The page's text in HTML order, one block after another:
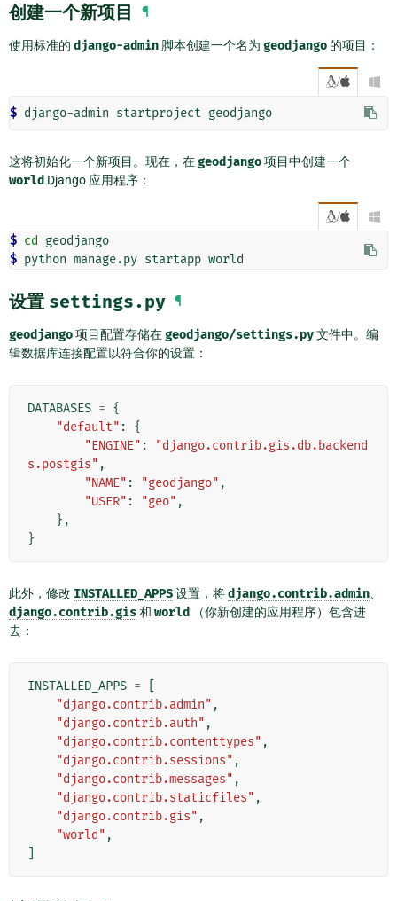
创建一个新项目 ¶
使用标准的 django-admin 脚本创建一个名为 geodjango 的项目：
/ 
$ django-admin startproject
这将初始化一个新项目。现在，在geodjango项目中创建一个
world Django 应用程序：
/ 
$ cd
$ python manage.py startapp
设置 settings.py ¶
geodjango项目配置存储在geodjango/settings.py文件中。编
辑数据库连接配置以符合你的设置：
DATABASES = {
"default" :
{
"ENGINE" :
"django.contrib.gis.db.backend
s.postgis" ,
"NAME" : "geodjango" ,
"USER" : "geo" ,
},
}
此外，修改 INSTALLED_APPS设置，将django.contrib.admin、
django.contrib.gis和 world （你新创建的应用程序）包含进
去：
INSTALLED_APPS =
"django.contrib.admin" ,
"django.contrib.auth" ,
"django.contrib.contenttypes" ,
"django.contrib.sessions" ,
"django.contrib.messages" ,
"django.contrib.staticfiles" ,
"django.contrib.gis" ,
"world" ,